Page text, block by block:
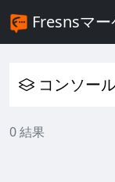
Fresnsマ
コンソー
0 結果